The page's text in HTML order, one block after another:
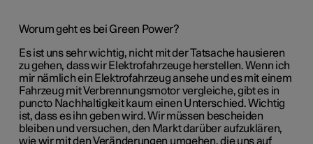
Worum geht es bei Green Power?
Es ist uns sehr wichtig, nicht mit der Tatsache hausieren
zu gehen, dass wir Elektrofahrzeuge herstellen. Wenn ich
mir nämlich ein Elektrofahrzeug ansehe und es mit einem
Fahrzeug mit Verbrennungsmotor vergleiche, gibt es in
puncto Nachhaltigkeit kaum einen Unterschied. Wichtig
ist, dass es ihn geben wird. Wir müssen bescheiden
bleiben und versuchen, den Markt darüber aufzuklären,
wie wir mit den Veränderungen umgehen, die uns auf